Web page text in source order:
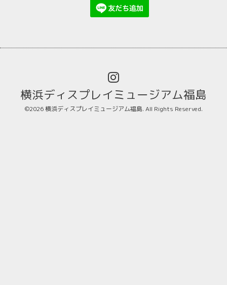
横浜ディスプレイミュージアム福島
©2026横浜ディスプレイミュージアム福島. All Rights Reserved.